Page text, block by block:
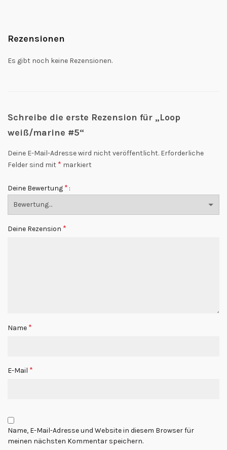
Rezensionen
Es gibt noch keine Rezensionen.
Schreibe die erste Rezension für „Loop
weiß/marine #5“
Deine E-Mail-Adresse wird nicht veröffentlicht. Erforderliche
Felder sind mit * markiert
Deine Bewertung *
Deine Rezension *
Name *
E-Mail *
Name, E-Mail-Adresse und Website in diesem Browser für
meinen nächsten Kommentar speichern.